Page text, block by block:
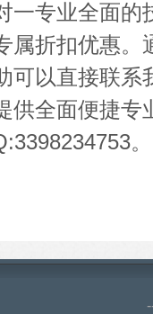
一专业全面的
属折扣优惠。
可以直接联系
供全面便捷
。